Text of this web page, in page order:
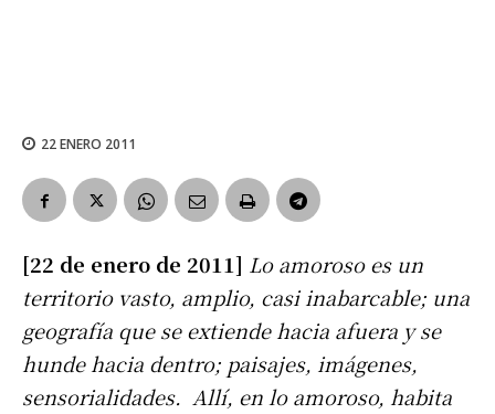
22 ENERO 2011
[22 de enero de 2011] Lo amoroso es un
territorio vasto, amplio, casi inabarcable; una
geografía que se extiende hacia afuera y se
hunde hacia dentro; paisajes, imágenes,
sensorialidades. Allí, en lo amoroso, habita